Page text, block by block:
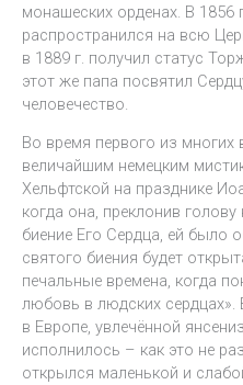
монашеских орденах. В 1856
распространился на всю
в 1889 г. получил статус
этот же папа посвятил
человечество.
Во время первого из многих
величайшим немецким
Хельфтской на празднике
когда она, преклонив
биение Его Сердца, ей было
святого биения будет
печальные времена, когда
любовь в людских сердцах».
в Европе, увлечённой
исполнилось – как это не
открылся маленькой и